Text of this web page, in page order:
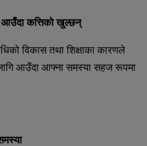
कत्तिको खुल्छन्
विकास तथा शिक्षाका कारणले
आउँदा आफ्ना समस्या सहज रूपमा